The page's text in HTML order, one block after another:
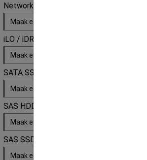
Network extension
Maak een keuze
iLO / iDRAC License Key
Maak een keuze
SATA SSD
Maak een keuze
SAS HDD
Maak een keuze
SAS SSD
Maak een keuze